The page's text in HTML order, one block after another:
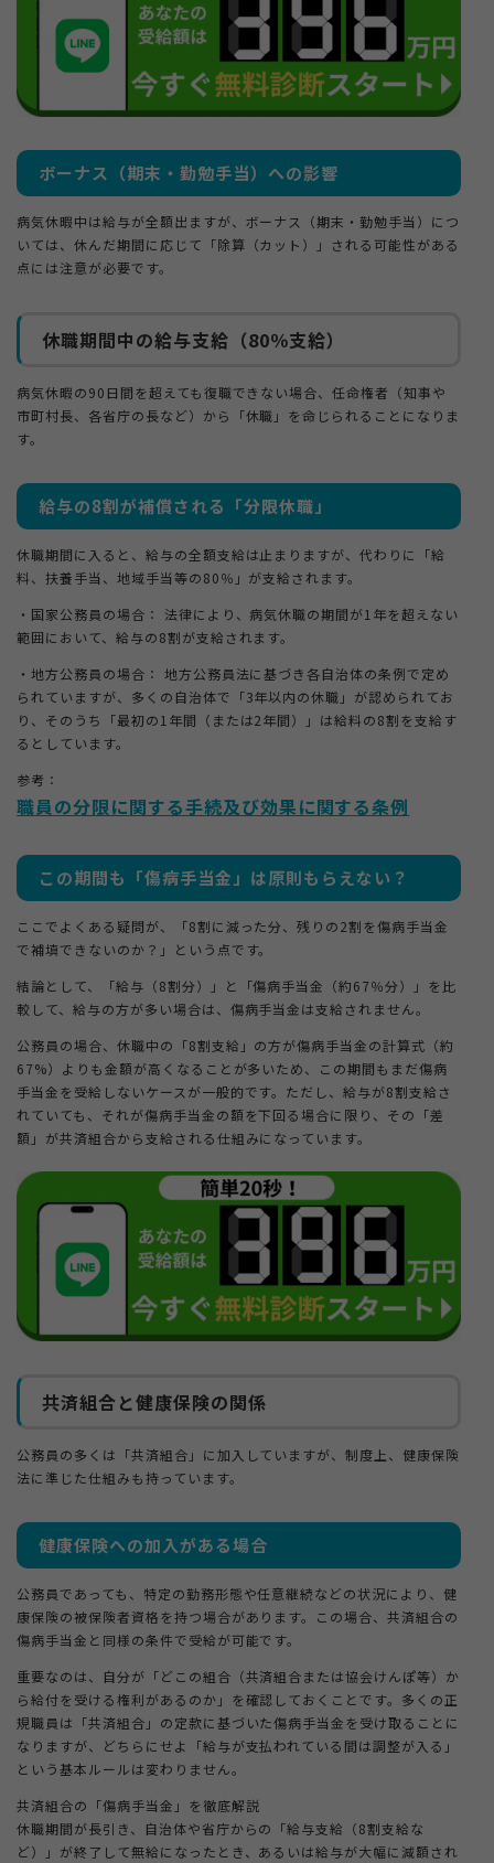
ボーナス（期末・勤勉手当）への影響
病気休暇中は給与が全額出ますが、ボーナス（期末・勤勉手当）につ
いては、休んだ期間に応じて「除算（カット）」される可能性がある
点には注意が必要です。
休職期間中の給与支給（80％支給）
病気休暇の90日間を超えても復職できない場合、任命権者（知事や
市町村長、各省庁の長など）から「休職」を命じられることになりま
す。
給与の8割が補償される「分限休職」
休職期間に入ると、給与の全額支給は止まりますが、代わりに「給
料、扶養手当、地域手当等の80％」が支給されます。
・国家公務員の場合： 法律により、病気休職の期間が1年を超えない
範囲において、給与の8割が支給されます。
・地方公務員の場合： 地方公務員法に基づき各自治体の条例で定め
られていますが、多くの自治体で「3年以内の休職」が認められてお
り、そのうち「最初の1年間（または2年間）」は給料の8割を支給す
るとしています。
参考：
職員の分限に関する手続及び効果に関する条例
この期間も「傷病手当金」は原則もらえない？
ここでよくある疑問が、「8割に減った分、残りの2割を傷病手当金
で補填できないのか？」という点です。
結論として、「給与（8割分）」と「傷病手当金（約67％分）」を比
較して、給与の方が多い場合は、傷病手当金は支給されません。
公務員の場合、休職中の「8割支給」の方が傷病手当金の計算式（約
67%）よりも金額が高くなることが多いため、この期間もまだ傷病
手当金を受給しないケースが一般的です。ただし、給与が8割支給さ
れていても、それが傷病手当金の額を下回る場合に限り、その「差
額」が共済組合から支給される仕組みになっています。
共済組合と健康保険の関係
公務員の多くは「共済組合」に加入していますが、制度上、健康保険
法に準じた仕組みも持っています。
健康保険への加入がある場合
公務員であっても、特定の勤務形態や任意継続などの状況により、健
康保険の被保険者資格を持つ場合があります。この場合、共済組合の
傷病手当金と同様の条件で受給が可能です。
重要なのは、自分が「どこの組合（共済組合または協会けんぽ等）か
ら給付を受ける権利があるのか」を確認しておくことです。多くの正
規職員は「共済組合」の定款に基づいた傷病手当金を受け取ることに
なりますが、どちらにせよ「給与が支払われている間は調整が入る」
という基本ルールは変わりません。
共済組合の「傷病手当金」を徹底解説
休職期間が長引き、自治体や省庁からの「給与支給（8割支給な
ど）」が終了して無給になったとき、あるいは給与が大幅に減額され